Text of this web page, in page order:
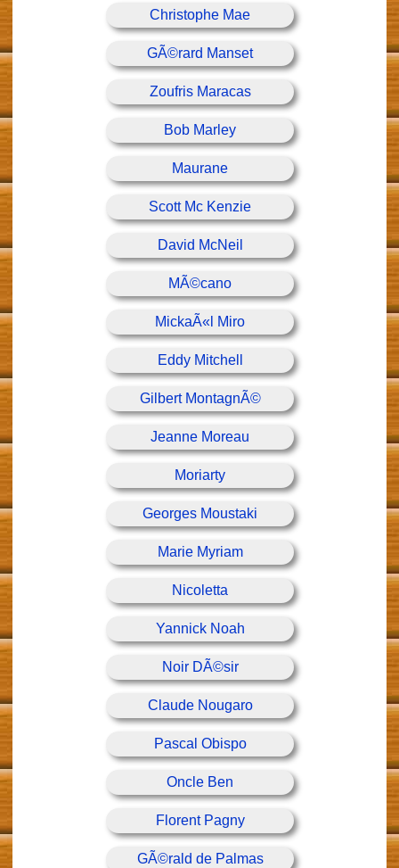
Christophe Mae
GÃ©rard Manset
Zoufris Maracas
Bob Marley
Maurane
Scott Mc Kenzie
David McNeil
MÃ©cano
MickaÃ«l Miro
Eddy Mitchell
Gilbert MontagnÃ©
Jeanne Moreau
Moriarty
Georges Moustaki
Marie Myriam
Nicoletta
Yannick Noah
Noir DÃ©sir
Claude Nougaro
Pascal Obispo
Oncle Ben
Florent Pagny
GÃ©rald de Palmas